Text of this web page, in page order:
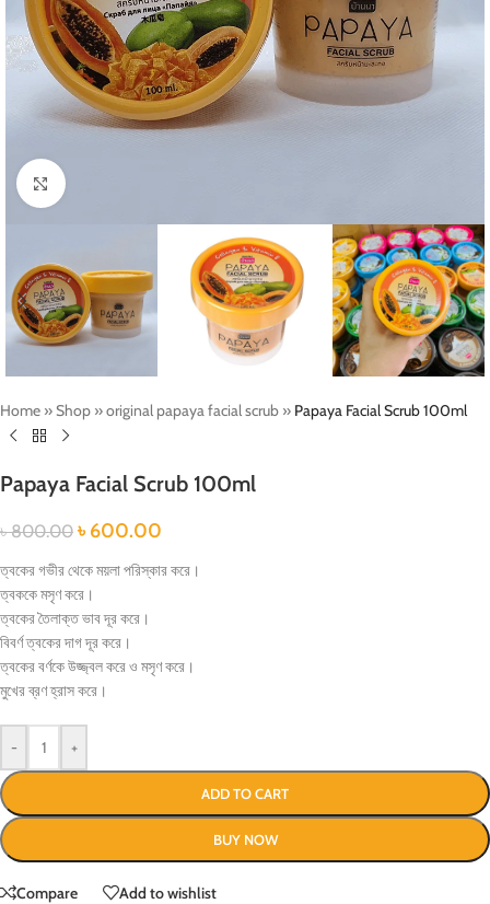
Click to enlarge
Home »Shop »original papaya facial scrub » Papaya Facial Scrub 100ml
Papaya Facial Scrub 100ml
৳800.00 ৳600.00
ত্বকের গভীর থেকে ময়লা পরিস্কার করে।
ত্বককে মসৃণ করে।
ত্বকের তৈলাক্ত ভাব দূর করে।
বিবর্ণ ত্বকের দাগ দূর করে।
ত্বকের বর্ণকে উজ্জ্বল করে ও মসৃণ করে।
মুখের ব্রণ হ্রাস করে।
- +
ADD TO CART
BUY NOW
Compare Add to wishlist